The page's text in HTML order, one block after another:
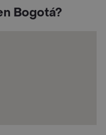
Bogotá?